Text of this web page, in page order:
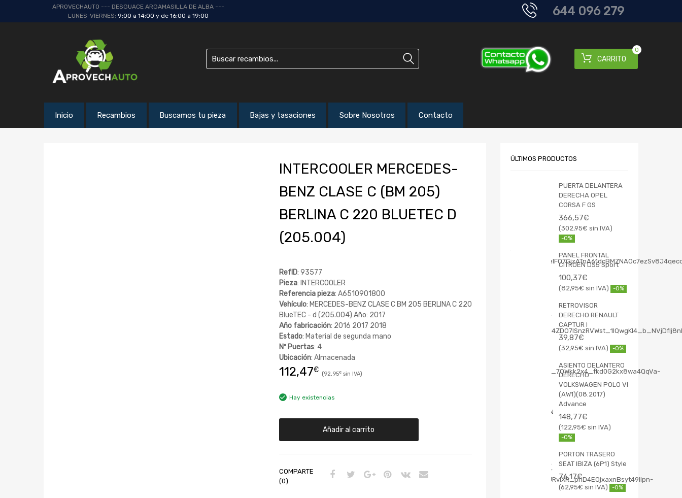
APROVECHAUTO --- DESGUACE ARGAMASILLA DE ALBA ---
LUNES-VIERNES: 9:00 a 14:00 y de 16:00 a 19:00 644 096 279
CARRITO
0
Inicio Recambios Buscamos tu pieza Bajas y tasaciones Sobre Nosotros Contacto
INTERCOOLER MERCEDES-
BENZ CLASE C (BM 205)
BERLINA C 220 BLUETEC D
(205.004)
RefID: 93577
Pieza: INTERCOOLER
Referencia pieza: A6510901800
Vehículo: MERCEDES-BENZ CLASE C BM 205 BERLINA C 220
BlueTEC - d (205.004) Año: 2017
Año fabricación: 2016 2017 2018
Estado: Material de segunda mano
Nº Puertas: 4
Ubicación: Almacenada
112,47€ 92,95€
Hay existencias
Añadir al carrito
COMPARTE
(0)
ÚLTIMOS PRODUCTOS
PUERTA DELANTERA
DERECHA OPEL
CORSA F GS
366,57€
302,95€
-0%
PANEL FRONTAL
CITROEN DS5 Sport
100,37€
82,95€ -0%
RETROVISOR
DERECHO RENAULT
CAPTUR I
39,87€
32,95€ -0%
ASIENTO DELANTERO
DERECHO
VOLKSWAGEN POLO VI
(AW1)(08.2017)
Advance
148,77€
122,95€
-0%
PORTON TRASERO
SEAT IBIZA (6P1) Style
76,17€
62,95€ -0%